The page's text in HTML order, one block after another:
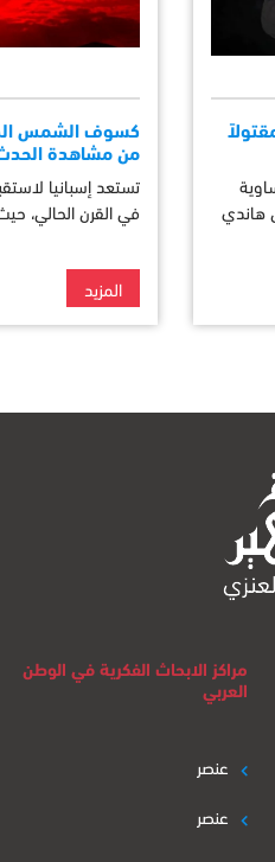
هاندي
من مشاهدة
تستعد إسبانيا
في القرن الحالي،
المزيد
مراكز الابحاث الفكرية في الوطن
العربي
عنصر
عنصر